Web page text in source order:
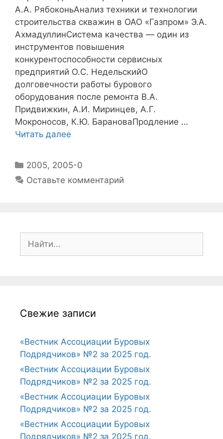
А.А. РябоконьАнализ техники и технологии
строительства скважин в ОАО «Газпром» Э.А.
АхмадуллинСистема качества — один из
инструментов повышения
конкурентоспособности сервисных
предприятий О.С. НедельскийО
долговечности работы бурового
оборудования после ремонта В.А.
Придвижкин, А.И. Миринцев, А.Г.
Мокроносов, К.Ю. БарановаПродление …
Читать далее
2005, 2005-0
Оставьте комментарий
Свежие записи
«Вестник Ассоциации Буровых
Подрядчиков» №2 за 2025 год.
«Вестник Ассоциации Буровых
Подрядчиков» №2 за 2025 год.
«Вестник Ассоциации Буровых
Подрядчиков» №2 за 2025 год.
«Вестник Ассоциации Буровых
Подрядчиков» №2 за 2025 год.